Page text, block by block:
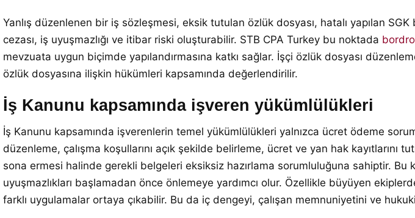
Yanlış düzenlenen bir iş sözleşmesi, eksik tutulan özlük dosyası, hatalı yapılan
cezası, iş uyuşmazlığı ve itibar riski oluşturabilir. STB CPA Turkey bu noktada
mevzuata uygun biçimde yapılandırmasına katkı sağlar. İşçi özlük dosyası
özlük dosyasına ilişkin hükümleri kapsamında değerlendirilir.
İş Kanunu kapsamında işveren yükümlülükleri
İş Kanunu kapsamında işverenlerin temel yükümlülükleri yalnızca ücret ödeme
düzenleme, çalışma koşullarını açık şekilde belirleme, ücret ve yan hak kayıtlarını
sona ermesi halinde gerekli belgeleri eksiksiz hazırlama sorumluluğuna sahiptir. Bu
uyuşmazlıkları başlamadan önce önlemeye yardımcı olur. Özellikle büyüyen
farklı uygulamalar ortaya çıkabilir. Bu da iç dengeyi, çalışan memnuniyetini ve